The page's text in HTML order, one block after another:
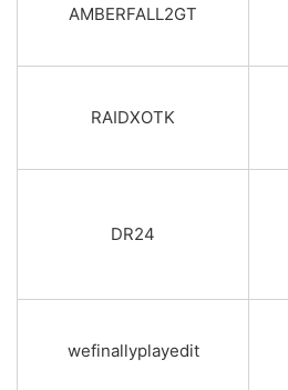
AMBERFALL2GT
RAIDXOTK
DR24
wefinallyplayedit